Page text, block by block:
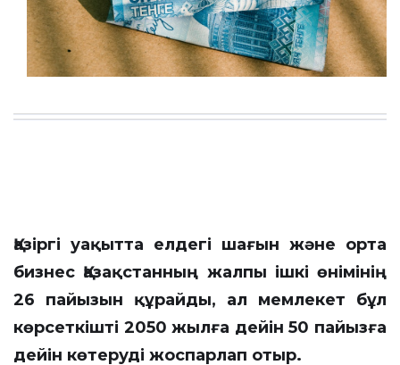
Қазіргі уақытта елдегі шағын және орта
бизнес Қазақстанның жалпы ішкі өнімінің
26 пайызын құрайды, ал мемлекет бұл
көрсеткішті 2050 жылға дейін 50 пайызға
дейін көтеруді жоспарлап отыр.